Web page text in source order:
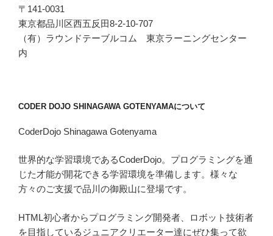
〒141-0031
東京都品川区西五反田8-2-10-707
（有）ラウンドテーブルコム 東京ラーニングセンター
内
CODER DOJO SHINAGAWA GOTENYAMAについて
CoderDojo Shinagawa Gotenyama
世界的な学習環境であるCoderDojo。プログラミングを通
じた才能が開花できる学習環境を準備します。様々な
方々のご支援で品川の御殿山に登場です。
HTML初心者からプログラミング開発者、ロボット技術者
を目指しているジュニアクリエーター達にぜひ集って欲